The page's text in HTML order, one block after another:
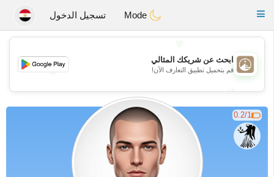
Bahebik
Toggle
تسجيل الدخول
💖
💕
💕
ابحث عن شريكك المثالي
قم بتحميل تطبيق التعارف الآن!
0.2/1